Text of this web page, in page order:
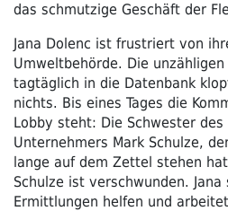
das schmutzige Geschäft der
Jana Dolenc ist frustriert von
Umweltbehörde. Die
tagtäglich in die Datenbank
nichts. Bis eines Tages die
Lobby steht: Die Schwester
Unternehmers Mark Schulze,
lange auf dem Zettel stehen
Schulze ist verschwunden.
Ermittlungen helfen und